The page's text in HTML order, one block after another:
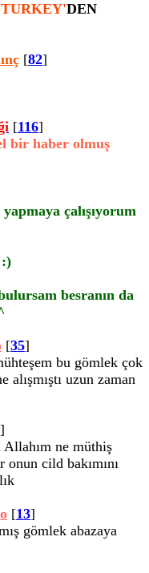
DEN
[82]
[116]
bir haber olmuş
çalışıyorum
besranın da
[35]
bu gömlek çok
alışmıştı uzun zaman
]
ne müthiş
cild bakımını
[13]
gömlek abazaya